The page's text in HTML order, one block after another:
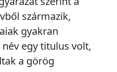
származik,
gyakran
egy titulus volt,
a görög